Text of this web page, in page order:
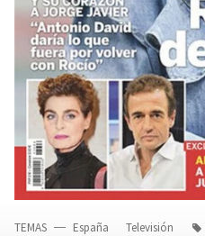
TEMAS España Televisión